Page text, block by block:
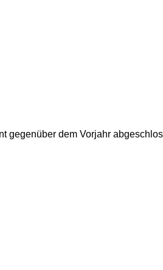
dem Vorjahr